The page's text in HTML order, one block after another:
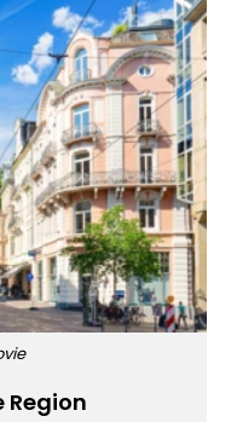
Region